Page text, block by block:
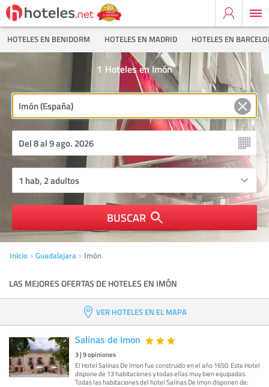
HOTELES EN BENIDORM HOTELES EN MADRID HOTELES EN
Hoteles en Imón
1
BUSCAR
Inicio Guadalajara Imón
LAS MEJORES OFERTAS DE HOTELES EN IMÓN
VER HOTELES EN EL MAPA
Salinas de Imon
3|9opiniones
El Hotel Salinas De Imon fue construido en el año 1650. Este Hotel
dispone de 13 habitaciones y todas ellas muy bien equipadas.
Todas las habitaciones del hotel Salinas De Imon disponen de: